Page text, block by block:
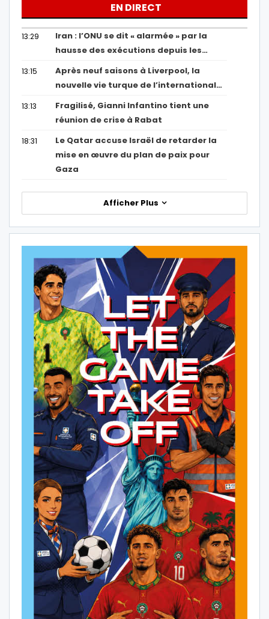
EN DIRECT
13:29
Iran : l’ONU se dit « alarmée » par la
hausse des exécutions depuis les…
13:15
Après neuf saisons à Liverpool, la
nouvelle vie turque de l’international…
13:13
Fragilisé, Gianni Infantino tient une
réunion de crise à Rabat
18:31
Le Qatar accuse Israël de retarder la
mise en œuvre du plan de paix pour
Gaza
Afficher Plus